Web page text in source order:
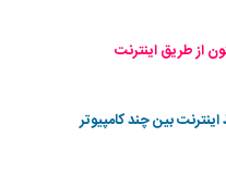
از طریق اینترنت
بین چند کامپیوتر